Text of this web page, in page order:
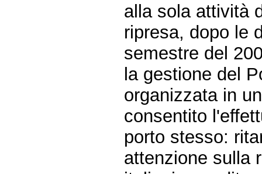
alla sola attività
ripresa, dopo le
semestre del
la gestione del
organizzata in
consentito
porto stesso:
attenzione sulla